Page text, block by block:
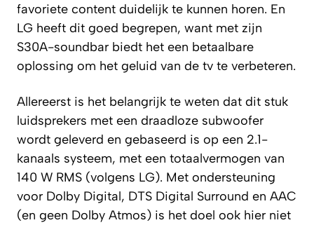
favoriete content duidelijk te kunnen horen. En
LG heeft dit goed begrepen, want met zijn
S30A-soundbar biedt het een betaalbare
oplossing om het geluid van de tv te verbeteren.
Allereerst is het belangrijk te weten dat dit stuk
luidsprekers met een draadloze subwoofer
wordt geleverd en gebaseerd is op een 2.1-
kanaals systeem, met een totaalvermogen van
140 W RMS (volgens LG). Met ondersteuning
voor Dolby Digital, DTS Digital Surround en AAC
(en geen Dolby Atmos) is het doel ook hier niet